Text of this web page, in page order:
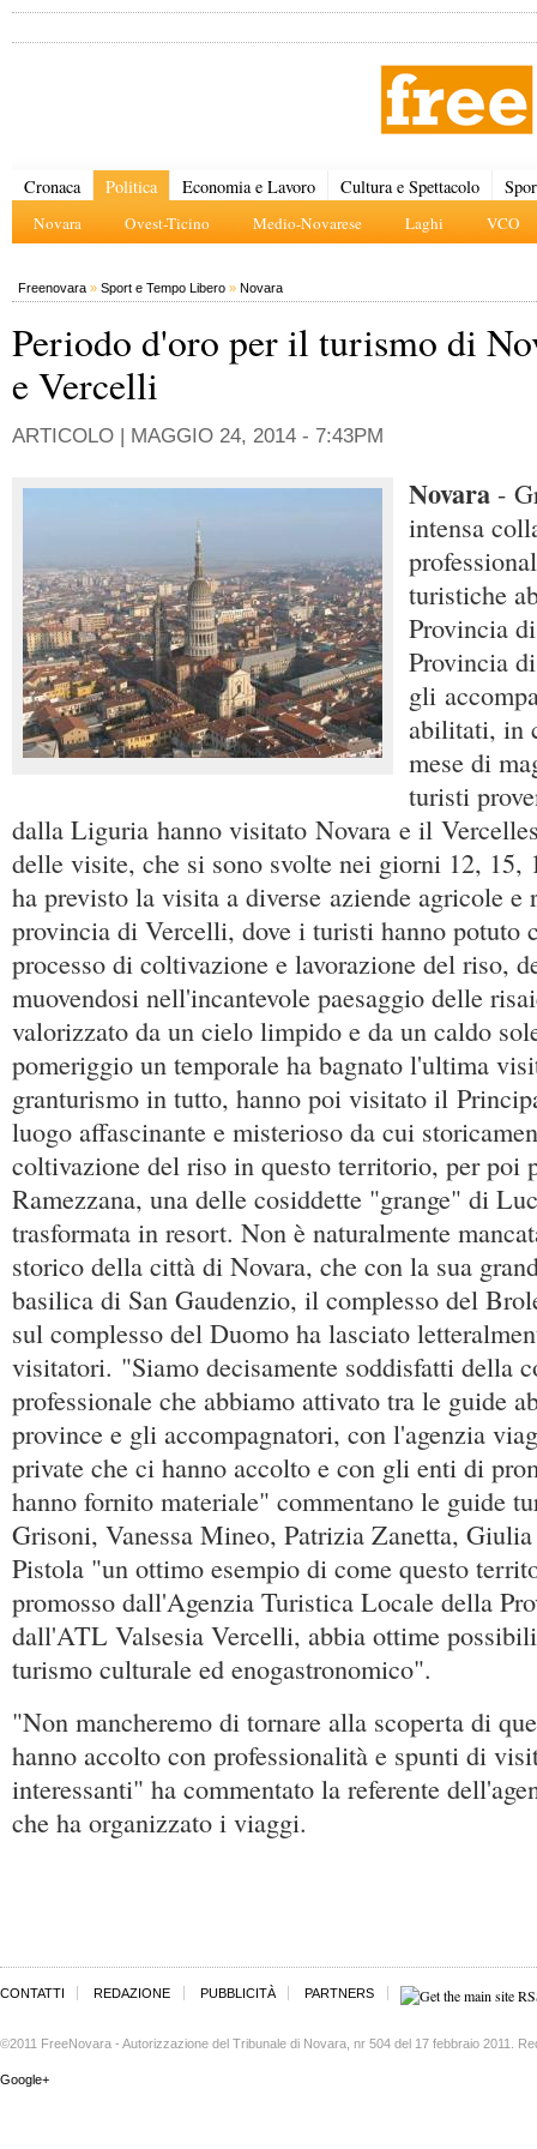
Cronaca Politica
Novara Ovest-Ticino Medio-Novarese Laghi VCO
Economia e Lavoro Cultura e Spettacolo
Freenovara » Sport e Tempo Libero » Novara
Periodo d'oro per il turismo di
e Vercelli
ARTICOLO | MAGGIO 24, 2014 - 7:43PM
Novara -
intensa
turistiche
Provincia
Provincia
gli
abilitati, in
mese di
turisti
dalla Liguria hanno visitato Novara e il
delle visite, che si sono svolte nei giorni 12, 15,
ha previsto la visita a diverse aziende agricole e
provincia di Vercelli, dove i turisti hanno potuto
processo di coltivazione e lavorazione del riso,
muovendosi nell'incantevole paesaggio delle
valorizzato da un cielo limpido e da un caldo
pomeriggio un temporale ha bagnato l'ultima
granturismo in tutto, hanno poi visitato il
luogo affascinante e misterioso da cui
coltivazione del riso in questo territorio, per poi
Ramezzana, una delle cosiddette "grange" di
trasformata in resort. Non è naturalmente
storico della città di Novara, che con la sua
basilica di San Gaudenzio, il complesso del
sul complesso del Duomo ha lasciato
visitatori. "Siamo decisamente soddisfatti della
professionale che abbiamo attivato tra le guide
province e gli accompagnatori, con l'agenzia
private che ci hanno accolto e con gli enti di
hanno fornito materiale" commentano le guide
Grisoni, Vanessa Mineo, Patrizia Zanetta,
Pistola "un ottimo esempio di come questo
promosso dall'Agenzia Turistica Locale della
dall'ATL Valsesia Vercelli, abbia ottime
turismo culturale ed enogastronomico".
"Non mancheremo di tornare alla scoperta di
hanno accolto con professionalità e spunti di
interessanti" ha commentato la referente
che ha organizzato i viaggi.
CONTATTI REDAZIONE PUBBLICITÀ PARTNERS
©2011 FreeNovara - Autorizzazione del Tribunale di Novara, nr 504 del 17 febbraio 2011.
Google+